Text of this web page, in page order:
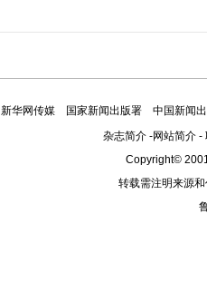
新华网传媒 国家新闻出版署
中国新闻
杂志简介-网站简介-
Copyright©
转载需注明来源